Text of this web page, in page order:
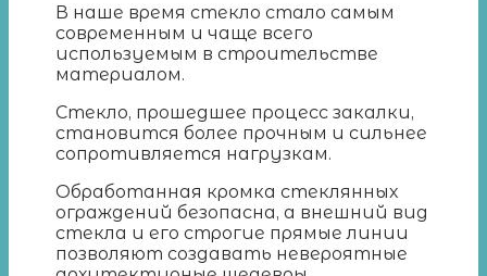
В наше время стекло стало самым
современным и чаще всего
используемым в строительстве
материалом.
Стекло, прошедшее процесс закалки,
становится более прочным и сильнее
сопротивляется нагрузкам.
Обработанная кромка стеклянных
ограждений безопасна, а внешний вид
стекла и его строгие прямые линии
позволяют создавать невероятные